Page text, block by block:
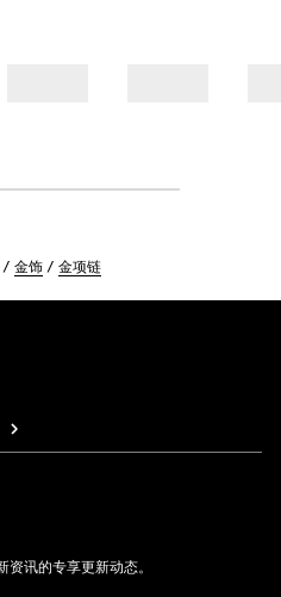
金饰 金项链
讯的专享更新动态。